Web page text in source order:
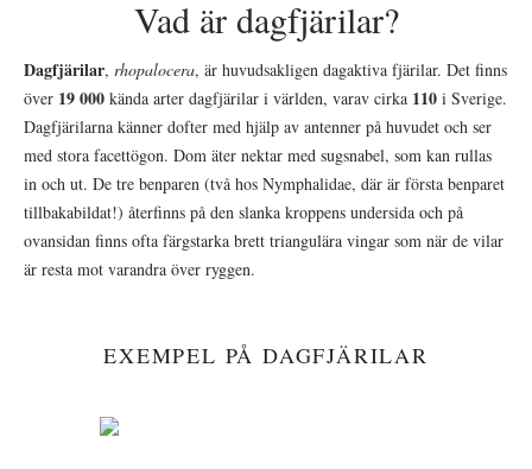
Vad är dagfjärilar?
Dagfjärilar, rhopalocera, är huvudsakligen dagaktiva fjärilar. Det finns
över 19 000 kända arter dagfjärilar i världen, varav cirka 110 i Sverige.
Dagfjärilarna känner dofter med hjälp av antenner på huvudet och ser
med stora facettögon. Dom äter nektar med sugsnabel, som kan rullas
in och ut. De tre benparen (två hos Nymphalidae, där är första benparet
tillbakabildat!) återfinns på den slanka kroppens undersida och på
ovansidan finns ofta färgstarka brett triangulära vingar som när de vilar
är resta mot varandra över ryggen.
EXEMPEL PÅ DAGFJÄRILAR